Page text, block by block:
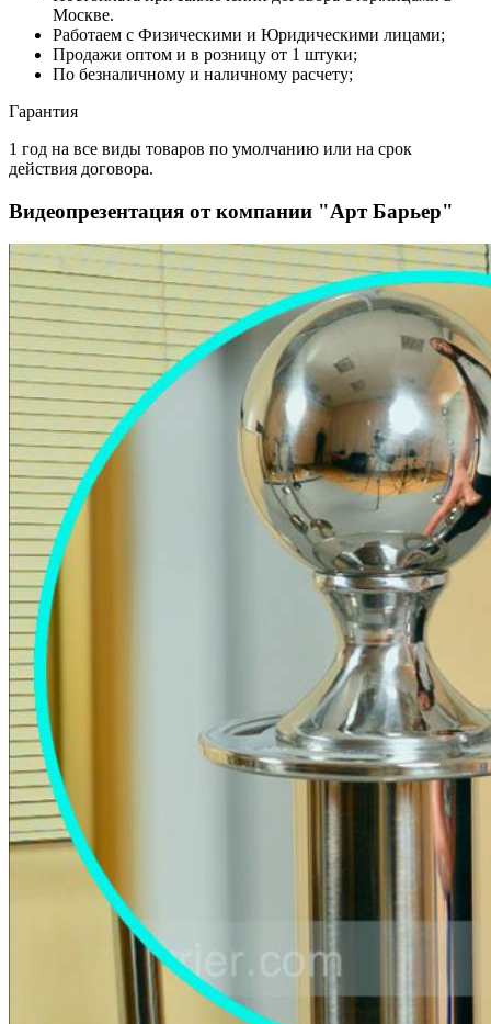
Москве.
Работаем с Физическими и Юридическими лицами;
Продажи оптом и в розницу от 1 штуки;
По безналичному и наличному расчету;
Гарантия
1 год на все виды товаров по умолчанию или на срок
действия договора.
Видеопрезентация от компании "Арт Барьер"